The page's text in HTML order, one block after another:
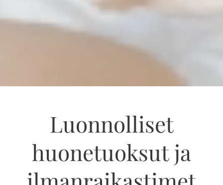
Luonnolliset
huonetuoksut ja